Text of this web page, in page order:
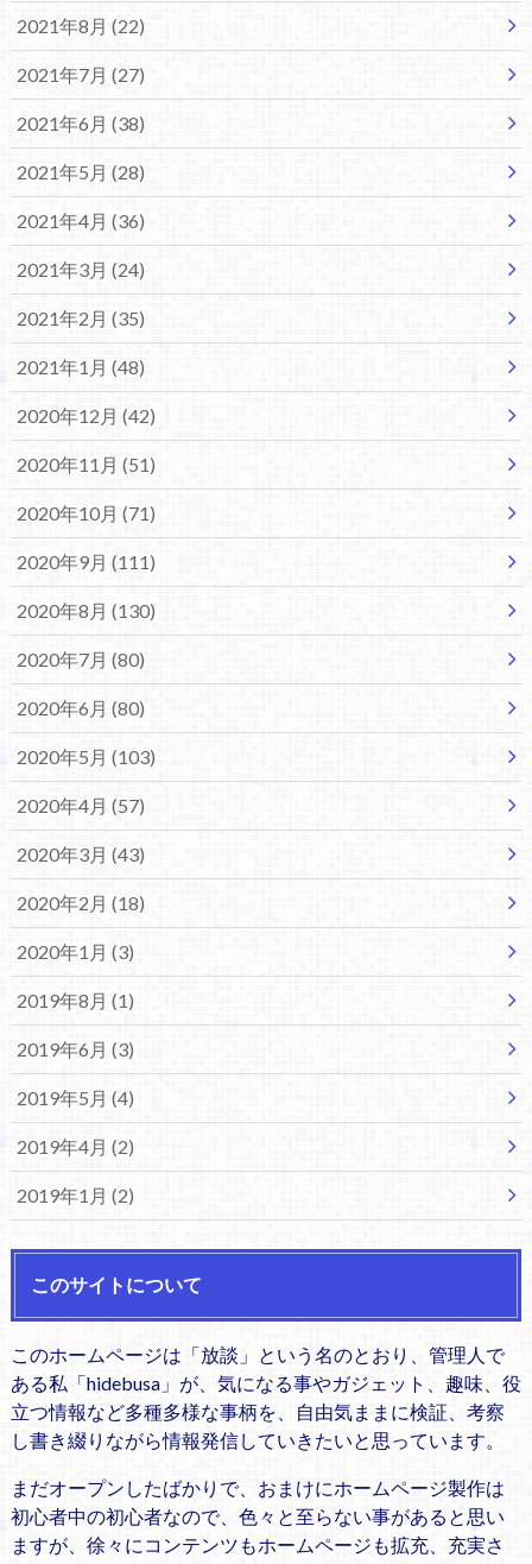
2021年8月 (22)
2021年7月 (27)
2021年6月 (38)
2021年5月 (28)
2021年4月 (36)
2021年3月 (24)
2021年2月 (35)
2021年1月 (48)
2020年12月 (42)
2020年11月 (51)
2020年10月 (71)
2020年9月 (111)
2020年8月 (130)
2020年7月 (80)
2020年6月 (80)
2020年5月 (103)
2020年4月 (57)
2020年3月 (43)
2020年2月 (18)
2020年1月 (3)
2019年8月 (1)
2019年6月 (3)
2019年5月 (4)
2019年4月 (2)
2019年1月 (2)
このサイトについて
このホームページは「放談」という名のとおり、管理人で
ある私「hidebusa」が、気になる事やガジェット、趣味、役
立つ情報など多種多様な事柄を、自由気ままに検証、考察
し書き綴りながら情報発信していきたいと思っています。
まだオープンしたばかりで、おまけにホームページ製作は
初心者中の初心者なので、色々と至らない事があると思い
ますが、徐々にコンテンツもホームページも拡充、充実さ